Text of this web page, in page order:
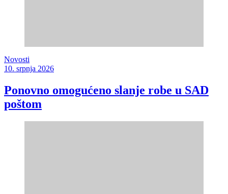
Novosti
10. srpnja 2026
Ponovno omogućeno slanje robe u SAD
poštom